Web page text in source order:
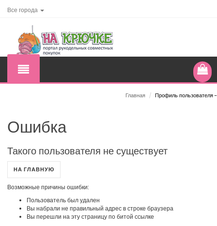
Все города
Главная / Профиль пользователя -
Ошибка
Такого пользователя не существует
НА ГЛАВНУЮ
Возможные причины ошибки:
Пользователь был удален
Вы набрали не правильный адрес в строке браузера
Вы перешли на эту страницу по битой ссылке